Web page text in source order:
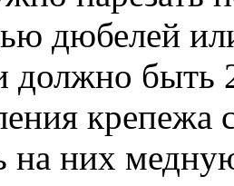
дюбелей
должно быть
крепежа
на них